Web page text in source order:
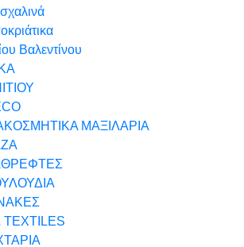
Βαλεντίνου
ΜΑΞΙΛΑΡΙΑ
TEXTILES